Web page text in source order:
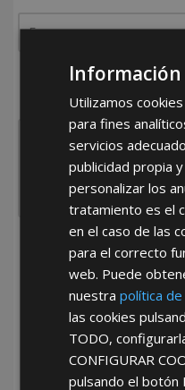
¿De
España
He leído y
Información
Utilizamos
para fines
servicios
publicidad propia
personalizar los
tratamiento es el
en el caso de las
para el correcto
web. Puede
nuestrapolítica de
las cookies
TODO,
CONFIGURAR
pulsando el botón